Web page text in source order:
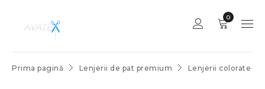
0
Prima pagină Lenjerii de pat premium Lenjerii colorate